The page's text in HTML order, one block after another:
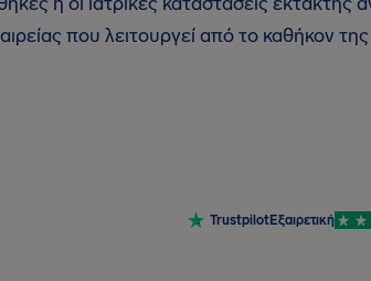
που λειτουργεί από το καθήκον
TrustpilotΕξαιρετική